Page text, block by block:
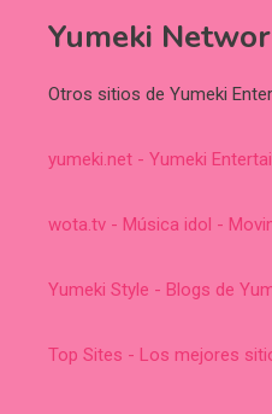
Yumeki
Otros sitios de Yumeki
yumeki.net - Yumeki
wota.tv - Música idol -
Yumeki Style - Blogs de
Top Sites - Los mejores